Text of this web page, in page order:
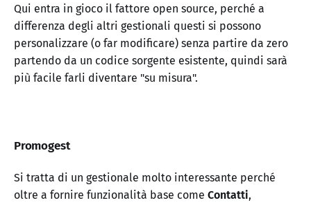
Qui entra in gioco il fattore open source, perché a
differenza degli altri gestionali questi si possono
personalizzare (o far modificare) senza partire da zero
partendo da un codice sorgente esistente, quindi sarà
più facile farli diventare "su misura".
Promogest
Si tratta di un gestionale molto interessante perché
oltre a fornire funzionalità base come Contatti,